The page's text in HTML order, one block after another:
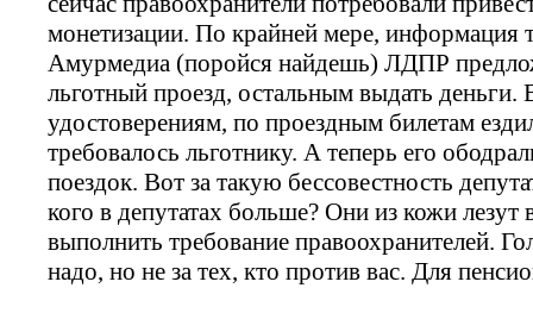
монетизации. По крайней мере, информация
Амурмедиа (поройся найдешь) ЛДПР
льготный проезд, остальным выдать
удостоверениям, по проездным билетам
требовалось льготнику. А теперь его
поездок. Вот за такую бессовестность
кого в депутатах больше? Они из кожи
выполнить требование правоохранителей.
надо, но не за тех, кто против вас. Для